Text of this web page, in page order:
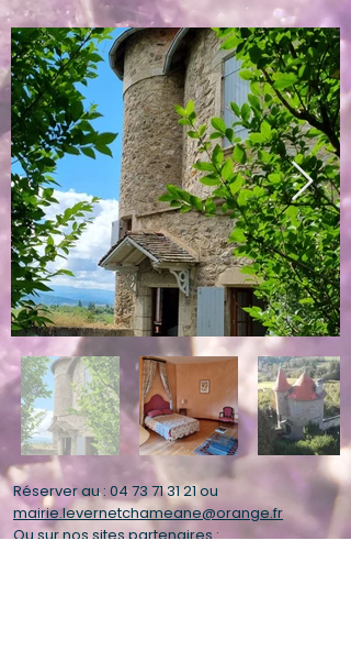
Réserver au : 04 73 71 31 21 ou
mairie.levernetchameane@orange.fr
Ou sur nos sites partenaires :